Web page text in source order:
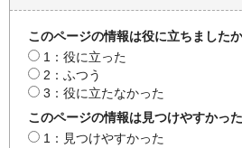
このページの情報は役に立ちました
1：役に立った
2：ふつう
3：役に立たなかった
このページの情報は見つけやすかっ
1：見つけやすかった